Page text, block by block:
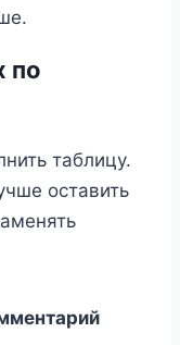
по
таблицу.
оставить